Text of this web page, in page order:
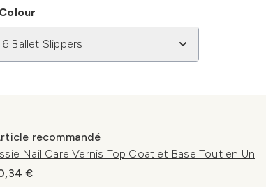
6 Ballet Slippers
recommandé
Nail Care Vernis Top Coat et Base Tout en Un
€